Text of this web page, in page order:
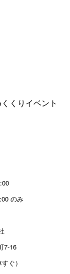
くりイベント
のみ
7-16
ぐ）